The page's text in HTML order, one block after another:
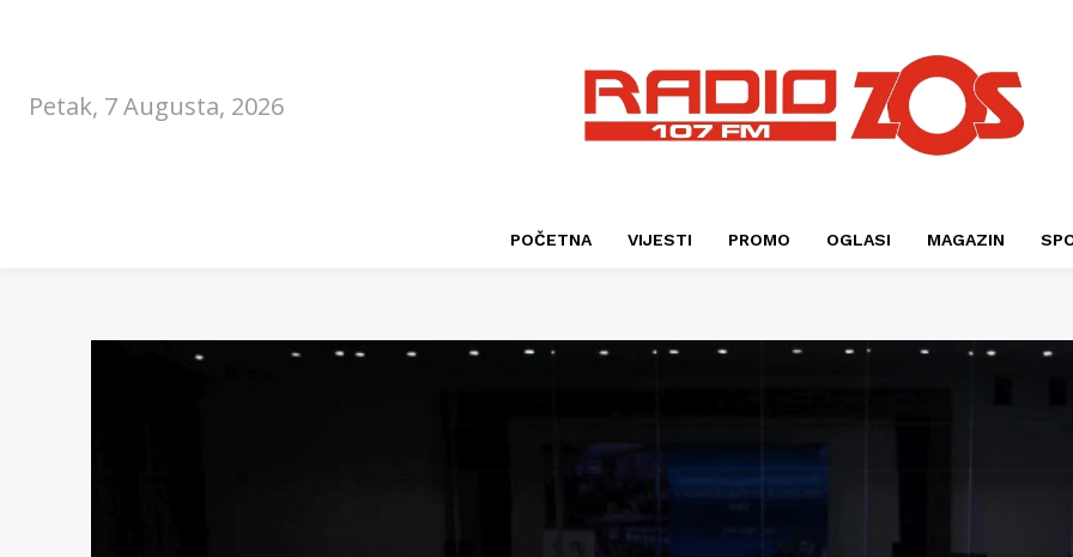
Petak, 7 Augusta, 2026
POČETNA VIJESTI PROMO OGLASI MAGAZIN